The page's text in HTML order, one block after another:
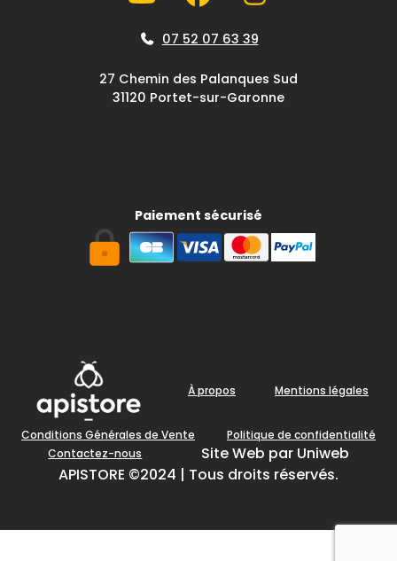
07 52 07 63 39
27 Chemin des Palanques Sud
31120 Portet-sur-Garonne
Paiement sécurisé
À propos Mentions légales
Conditions Générales de Vente
Politique de confidentialité
Contactez-nous
Site Web par Uniweb
APISTORE ©2024 | Tous droits réservés.